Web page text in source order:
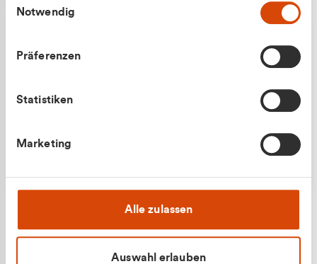
gesammelt haben.
Notwendig
Präferenzen
Statistiken
Marketing
Alle zulassen
Auswahl erlauben